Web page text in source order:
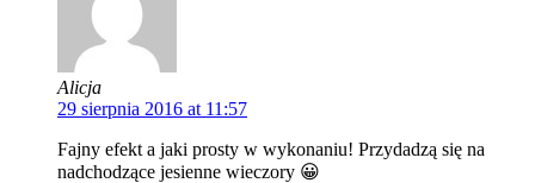
Alicja
29 sierpnia 2016 at 11:57
Fajny efekt a jaki prosty w wykonaniu! Przydadzą się na
nadchodzące jesienne wieczory 😀